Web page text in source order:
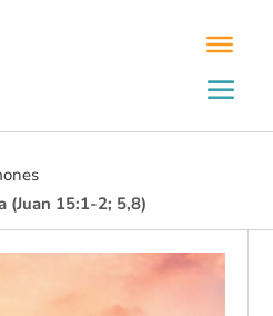
(Juan 15:1-2; 5,8)